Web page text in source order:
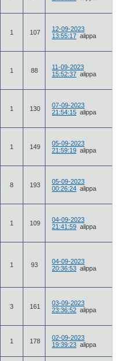
1 107
12-09-2023
13:55:17 alippa
1 88
11-09-2023
15:52:37 alippa
1 130
07-09-2023
21:54:15 alippa
1 149
05-09-2023
21:59:19 alippa
8 193
05-09-2023
00:26:24 alippa
1 109
04-09-2023
21:41:59 alippa
1 93
04-09-2023
20:36:53 alippa
3 161
03-09-2023
23:36:52 alippa
1 178
02-09-2023
19:39:23 alippa